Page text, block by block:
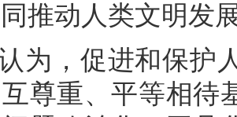
推动人类文明发
为，促进和保护
尊重、平等相待